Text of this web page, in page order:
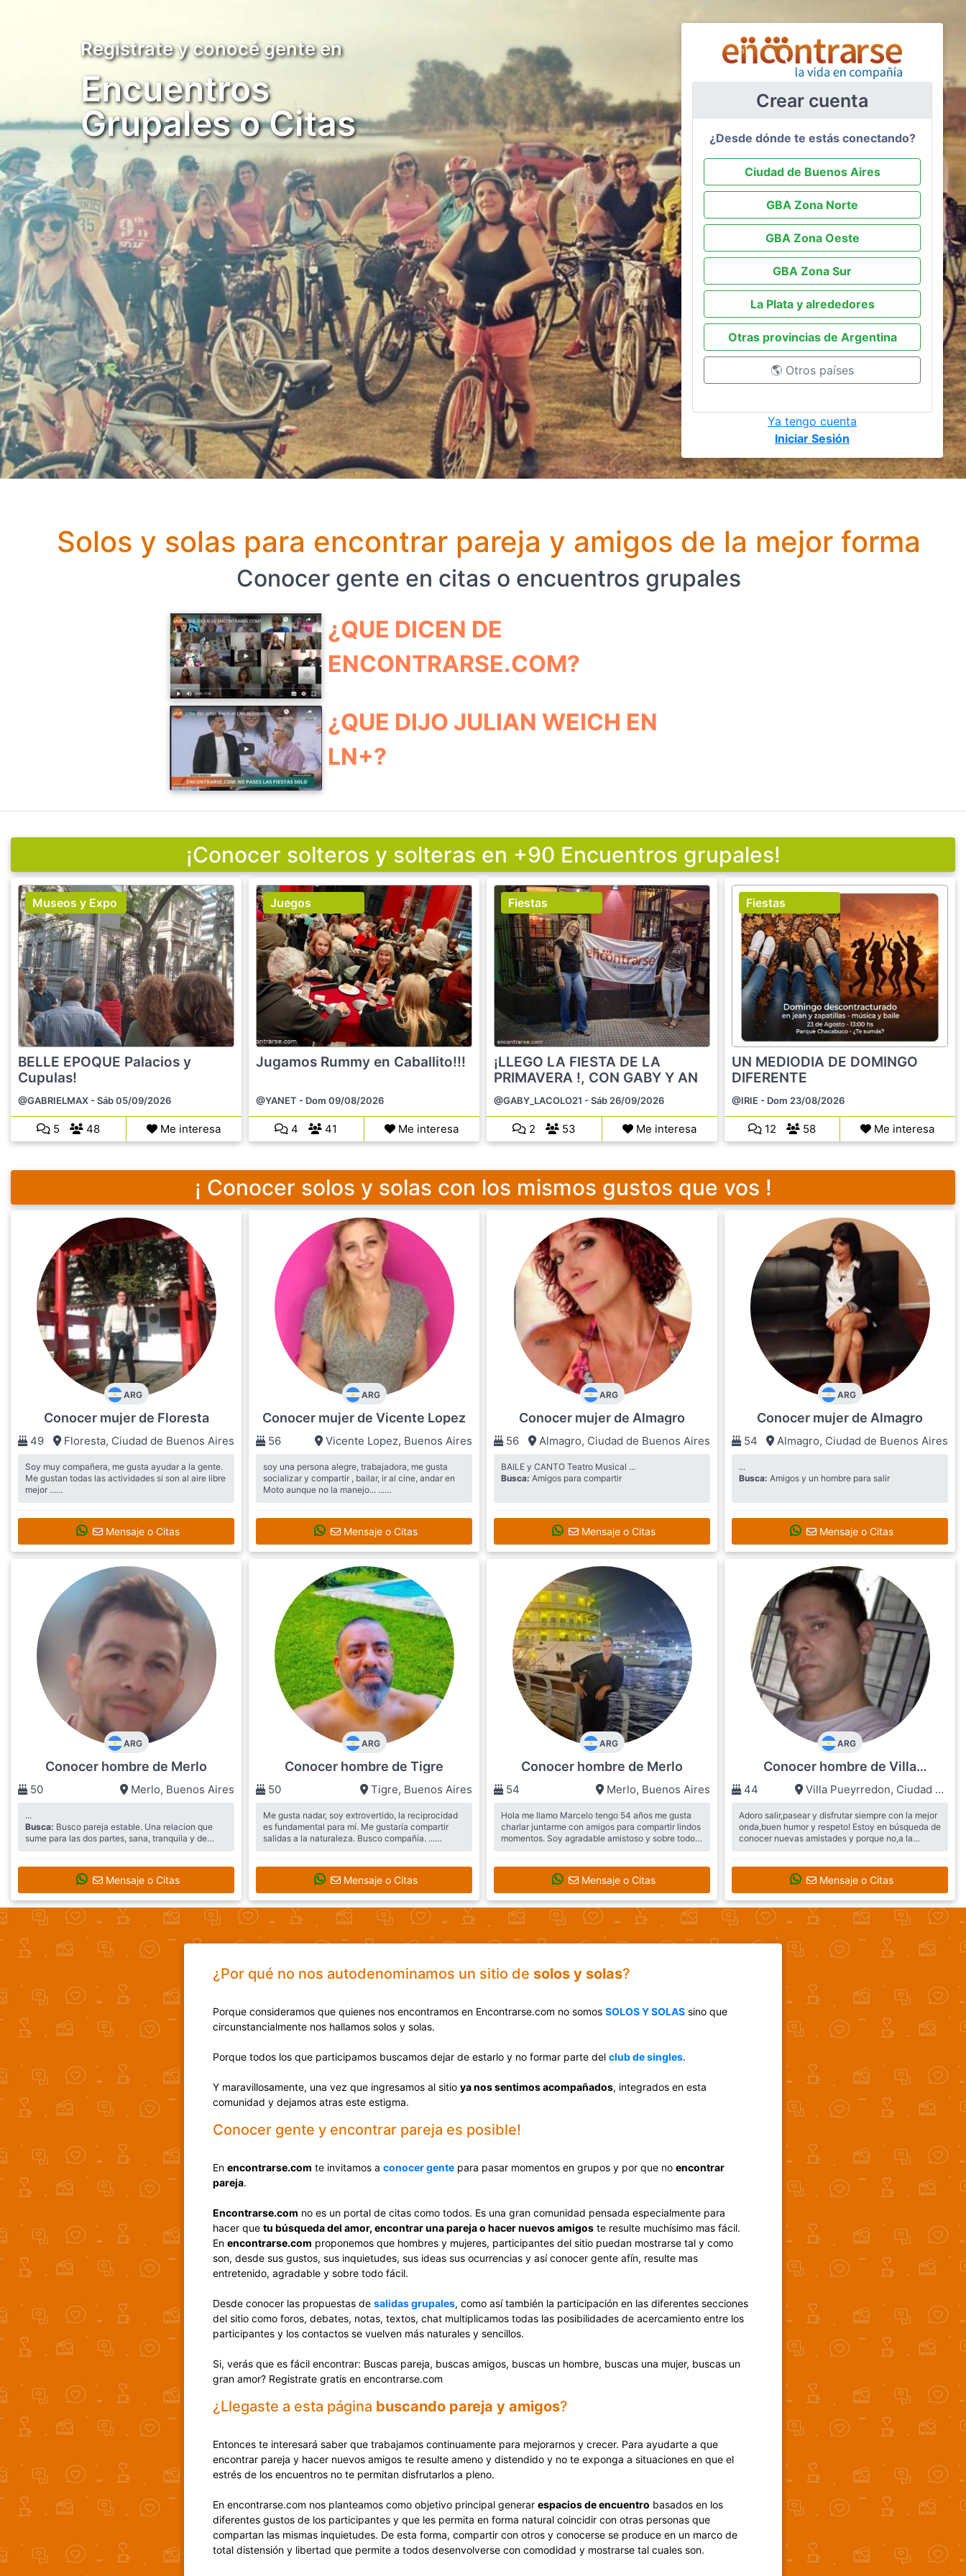
Registrate y conocé gente en
Encuentros
Grupales o Citas
Crear cuenta
¿Desde dónde te estás conectando?
Ciudad de Buenos Aires
GBA Zona Norte
GBA Zona Oeste
GBA Zona Sur
La Plata y alrededores
Otras provincias de Argentina
🌎 Otros países
Ya tengo cuenta
Iniciar Sesión
Solos y solas para encontrar pareja y amigos de la mejor forma
Conocer gente en citas o encuentros grupales
¿QUE DICEN DE
ENCONTRARSE.COM?
¿QUE DIJO JULIAN WEICH EN
LN+?
¡Conocer solteros y solteras en +90 Encuentros grupales!
Museos y Expo
BELLE EPOQUE Palacios y
Cupulas!
@GABRIELMAX - Sáb 05/09/2026
5 48 Me interesa
Juegos
Jugamos Rummy en Caballito!!!
@YANET - Dom 09/08/2026
4 41 Me interesa
Fiestas
¡LLEGO LA FIESTA DE LA
PRIMAVERA !, CON GABY Y AN
@GABY_LACOLO21 - Sáb 26/09/2026
2 53 Me interesa
Fiestas
UN MEDIODIA DE DOMINGO
DIFERENTE
@IRIE - Dom 23/08/2026
12 58 Me interesa
¡ Conocer solos y solas con los mismos gustos que vos !
ARG
Conocer mujer de Floresta
49 Floresta, Ciudad de Buenos Aires
Soy muy compañera, me gusta ayudar a la gente.
Me gustan todas las actividades si son al aire libre
mejor ...
Mensaje o Citas
ARG
Conocer mujer de Vicente Lopez
56 Vicente Lopez, Buenos Aires
soy una persona alegre, trabajadora, me gusta
socializar y compartir , bailar, ir al cine, andar en
Moto aunque no la manejo... ...
compartir risas, charlas y salidas
Mensaje o Citas
ARG
Conocer mujer de Almagro
56 Almagro, Ciudad de Buenos Aires
BAILE y CANTO Teatro Musical ...
Busca: Amigos para compartir
Mensaje o Citas
ARG
Conocer mujer de Almagro
54 Almagro, Ciudad de Buenos Aires
...
Busca: Amigos y un hombre para salir
Mensaje o Citas
ARG
Conocer hombre de Merlo
50 Merlo, Buenos Aires
...
Busca: Busco pareja estable. Una relacion que
sume para las dos partes, sana, tranquila y de
Mensaje o Citas
ARG
Conocer hombre de Tigre
50 Tigre, Buenos Aires
Me gusta nadar, soy extrovertido, la reciprocidad
es fundamental para mí. Me gustaría compartir
salidas a la naturaleza. Busco compañía. ...
Mensaje o Citas
ARG
Conocer hombre de Merlo
54 Merlo, Buenos Aires
Hola me llamo Marcelo tengo 54 años me gusta
charlar juntarme con amigos para compartir lindos
momentos. Soy agradable amistoso y sobre todo
compañera para qué me acompañe en este gran
trayecto de mi vida para los buenos momentos y
los mejores
Mensaje o Citas
ARG
Conocer hombre de Villa
44 Villa Pueyrredon, Ciudad de
Adoro salir,pasear y disfrutar siempre con la mejor
onda,buen humor y respeto! Estoy en búsqueda de
conocer nuevas amistades y porque no,a la
Te busco a vos,compañera y amiga!
Siempre con la mejor onda, energía y disposición
para que entre ambos no dejemos de sentir lo
magnífico que es todo cuando estamos juntos!!!
https://encontrar
Mensaje o Citas
¿Por qué no nos autodenominamos un sitio de solos y solas?
Porque consideramos que quienes nos encontramos en Encontrarse.com no somos SOLOS Y SOLASsino que
circunstancialmente nos hallamos solos y solas.
Porque todos los que participamos buscamos dejar de estarlo y no formar parte del club de singles.
Y maravillosamente, una vez que ingresamos al sitio ya nos sentimos acompañados, integrados en esta
comunidad y dejamos atras este estigma.
Conocer gente y encontrar pareja es posible!
En encontrarse.com te invitamos a conocer gentepara pasar momentos en grupos y por que no encontrar
pareja.
Encontrarse.com no es un portal de citas como todos. Es una gran comunidad pensada especialmente para
hacer que tu búsqueda del amor, encontrar una pareja o hacer nuevos amigoste resulte muchísimo mas fácil.
En encontrarse.com proponemos que hombres y mujeres, participantes del sitio puedan mostrarse tal y como
son, desde sus gustos, sus inquietudes, sus ideas sus ocurrencias y así conocer gente afín, resulte mas
entretenido, agradable y sobre todo fácil.
Desde conocer las propuestas de salidas grupales, como así también la participación en las diferentes secciones
del sitio como foros, debates, notas, textos, chat multiplicamos todas las posibilidades de acercamiento entre los
participantes y los contactos se vuelven más naturales y sencillos.
Si, verás que es fácil encontrar: Buscas pareja, buscas amigos, buscas un hombre, buscas una mujer, buscas un
gran amor? Registrate gratis en encontrarse.com
¿Llegaste a esta página buscando pareja y amigos?
Entonces te interesará saber que trabajamos continuamente para mejorarnos y crecer. Para ayudarte a que
encontrar pareja y hacer nuevos amigos te resulte ameno y distendido y no te exponga a situaciones en que el
estrés de los encuentros no te permitan disfrutarlos a pleno.
En encontrarse.com nos planteamos como objetivo principal generar espacios de encuentro basados en los
diferentes gustos de los participantes y que les permita en forma natural coincidir con otras personas que
compartan las mismas inquietudes. De esta forma, compartir con otros y conocerse se produce en un marco de
total distensión y libertad que permite a todos desenvolverse con comodidad y mostrarse tal cuales son.